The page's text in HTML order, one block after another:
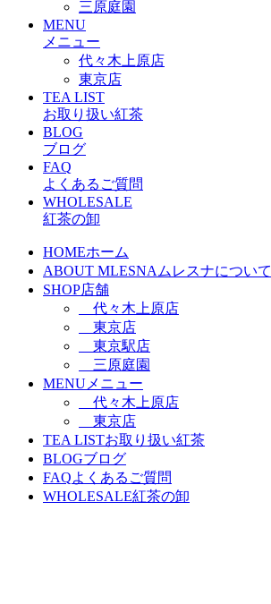
三原庭園
MENU
メニュー
代々木上原店
東京店
TEA LIST
お取り扱い紅茶
BLOG
ブログ
FAQ
よくあるご質問
WHOLESALE
紅茶の卸
HOMEホーム
ABOUT MLESNAムレスナについて
SHOP店舗
代々木上原店
東京店
東京駅店
三原庭園
MENUメニュー
代々木上原店
東京店
TEA LISTお取り扱い紅茶
BLOGブログ
FAQよくあるご質問
WHOLESALE紅茶の卸